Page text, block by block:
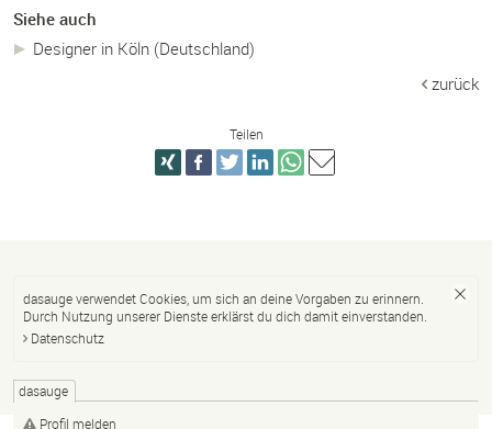
Siehe auch
Designer in Köln (Deutschland)
zurück
Teilen
dasauge verwendet Cookies, um sich an deine Vorgaben zu erinnern.
Durch Nutzung unserer Dienste erklärst du dich damit einverstanden.
Datenschutz
dasauge
Profil melden